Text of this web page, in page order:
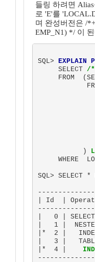
들링 하려면
로 'E'를
며 완성버전은 /
EMP_N1) */ 이
SQL> EXPLAIN
     SELECT
/
FROM
           )
WHERE
SQL> SELECT *
| Id  |
|   0 |
|   1 |
|*  2 |
|   3 |
|*  4 |